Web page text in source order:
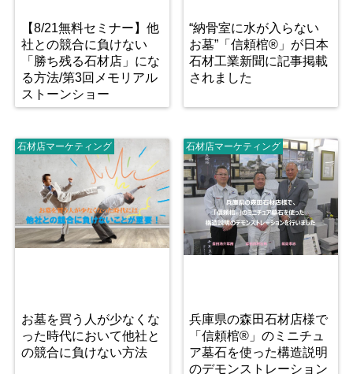
【8/21無料セミナー】他
社との競合に負けない
「勝ち残る石材店」にな
る方法/第3回メモリアル
ストーンショー
“納骨室に水が入らない
お墓”「信頼棺®」が日本
石材工業新聞に記事掲載
されました
石材店マーケティング
お墓を買う人が少なくな
った時代において他社と
の競合に負けない方法
石材店マーケティング
兵庫県の森田石材店様で
「信頼棺®」のミニチュ
ア墓石を使った構造説明
のデモンストレーション